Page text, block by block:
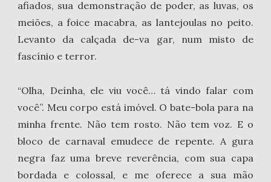
afiados, sua demonstração de poder, as luvas, os
meiões, a foice macabra, as lantejoulas no peito.
Levanto da calçada de-va gar, num misto de
fascínio e terror.
“Olha, Deínha, ele viu você… tá vindo falar com
você”. Meu corpo está imóvel. O bate-bola para na
minha frente. Não tem rosto. Não tem voz. E o
bloco de carnaval emudece de repente. A gura
negra faz uma breve reverência, com sua capa
bordada e colossal, e me oferece a sua mão